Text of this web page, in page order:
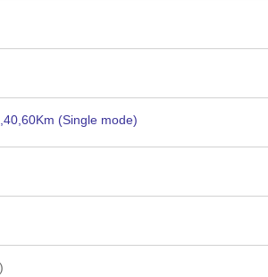
(Single mode)